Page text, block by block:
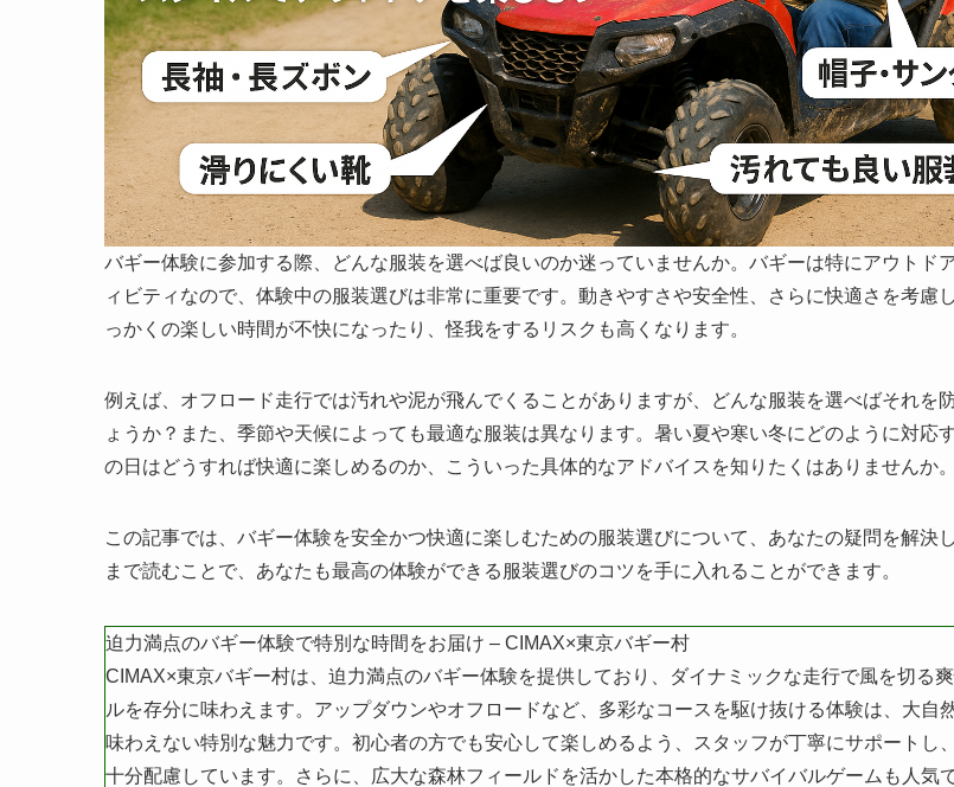
バギー体験に参加する際、どんな服装を選べば良いのか迷っていませんか。バギーは特にアウトド
ィビティなので、体験中の服装選びは非常に重要です。動きやすさや安全性、さらに快適さを考慮
っかくの楽しい時間が不快になったり、怪我をするリスクも高くなります。
例えば、オフロード走行では汚れや泥が飛んでくることがありますが、どんな服装を選べばそれを
ょうか？また、季節や天候によっても最適な服装は異なります。暑い夏や寒い冬にどのように対応
の日はどうすれば快適に楽しめるのか、こういった具体的なアドバイスを知りたくはありませんか。
この記事では、バギー体験を安全かつ快適に楽しむための服装選びについて、あなたの疑問を解決
まで読むことで、あなたも最高の体験ができる服装選びのコツを手に入れることができます。
迫力満点のバギー体験で特別な時間をお届け – CIMAX×東京バギー村
CIMAX×東京バギー村は、迫力満点のバギー体験を提供しており、ダイナミックな走行で風を切る
ルを存分に味わえます。アップダウンやオフロードなど、多彩なコースを駆け抜ける体験は、大自
味わえない特別な魅力です。初心者の方でも安心して楽しめるよう、スタッフが丁寧にサポートし
十分配慮しています。さらに、広大な森林フィールドを活かした本格的なサバイバルゲームも人気